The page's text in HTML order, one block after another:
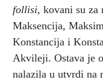
follisi, kovani su za
Maksencija,
Konstancija i
Akvileji. Ostava je
nalazila u utvrdi na